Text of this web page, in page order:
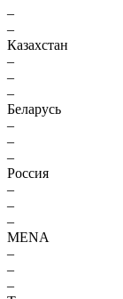
–
–
Казахстан
–
–
–
Беларусь
–
–
–
Россия
–
–
–
MENA
–
–
–